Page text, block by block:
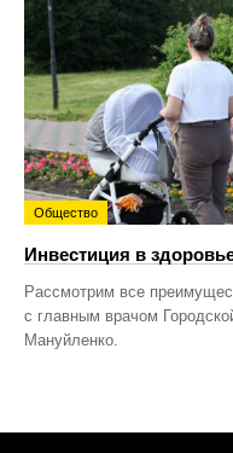
Общество
Инвестиция в
Рассмотрим все
с главным врачом
Мануйленко.